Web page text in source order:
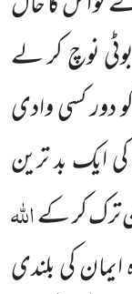
نوچ کر لے
دور کسی وادی
ایک بد ترین
کر کےاللہ
کی بلندی